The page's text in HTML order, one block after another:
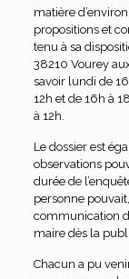
matière
propositions et
tenu à sa
38210 Vourey
savoir lundi de
12h et de 16h à
à 12h.
Le dossier est
observations
durée de
personne
communication
maire dès la
Chacun a pu